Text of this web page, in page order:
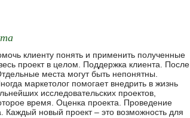
клиенту понять и применить полученные
проект в целом. Поддержка клиента. После
места могут быть непонятны.
маркетолог помогает внедрить в жизнь
исследовательских проектов,
время. Оценка проекта. Проведение
Каждый новый проект – это возможность для